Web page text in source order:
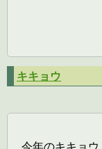
キキョウ
今年のキキョ